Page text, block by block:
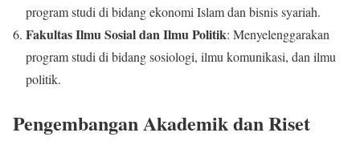
program studi di bidang ekonomi Islam dan bisnis syariah.
Fakultas Ilmu Sosial dan Ilmu Politik: Menyelenggarakan
program studi di bidang sosiologi, ilmu komunikasi, dan ilmu
politik.
Pengembangan Akademik dan Riset